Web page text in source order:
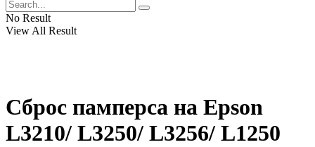
No Result
View All Result
Сброс памперса на Epson
L3210/ L3250/ L3256/ L1250